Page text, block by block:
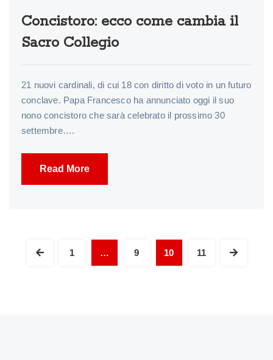
Concistoro: ecco come cambia il
Sacro Collegio
21 nuovi cardinali, di cui 18 con diritto di voto in un futuro
conclave. Papa Francesco ha annunciato oggi il suo
nono concistoro che sarà celebrato il prossimo 30
settembre….
Read More
Paginazione
1 … 9 10 11